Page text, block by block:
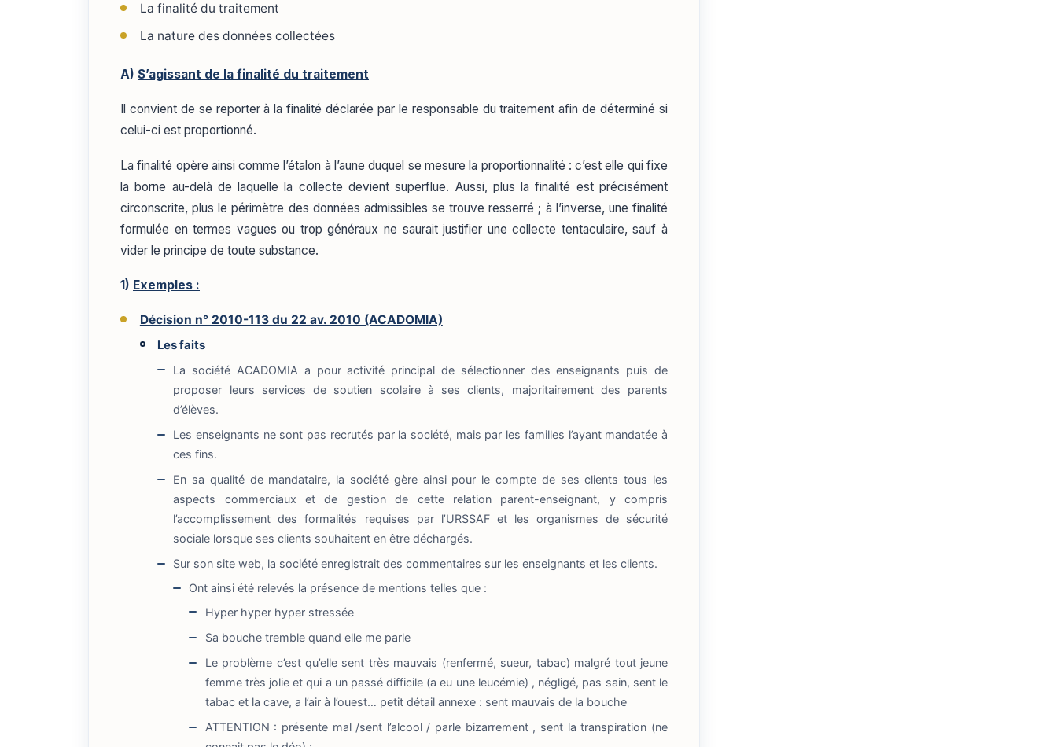
La finalité du traitement
La nature des données collectées
A) S’agissant de la finalité du traitement
Il convient de se reporter à la finalité déclarée par le responsable du traitement afin de déterminé si
celui-ci est proportionné.
La finalité opère ainsi comme l’étalon à l’aune duquel se mesure la proportionnalité : c’est elle qui fixe
la borne au-delà de laquelle la collecte devient superflue. Aussi, plus la finalité est précisément
circonscrite, plus le périmètre des données admissibles se trouve resserré ; à l’inverse, une finalité
formulée en termes vagues ou trop généraux ne saurait justifier une collecte tentaculaire, sauf à
vider le principe de toute substance.
1) Exemples :
Décision n° 2010-113 du 22 av. 2010 (ACADOMIA)
Les faits
La société ACADOMIA a pour activité principal de sélectionner des enseignants puis de
proposer leurs services de soutien scolaire à ses clients, majoritairement des parents
d’élèves.
Les enseignants ne sont pas recrutés par la société, mais par les familles l’ayant mandatée à
ces fins.
En sa qualité de mandataire, la société gère ainsi pour le compte de ses clients tous les
aspects commerciaux et de gestion de cette relation parent-enseignant, y compris
l’accomplissement des formalités requises par l’URSSAF et les organismes de sécurité
sociale lorsque ses clients souhaitent en être déchargés.
Sur son site web, la société enregistrait des commentaires sur les enseignants et les clients.
Ont ainsi été relevés la présence de mentions telles que :
Hyper hyper hyper stressée
Sa bouche tremble quand elle me parle
Le problème c’est qu’elle sent très mauvais (renfermé, sueur, tabac) malgré tout jeune
femme très jolie et qui a un passé difficile (a eu une leucémie) , négligé, pas sain, sent le
tabac et la cave, a l’air à l’ouest… petit détail annexe : sent mauvais de la bouche
ATTENTION : présente mal /sent l’alcool / parle bizarrement , sent la transpiration (ne